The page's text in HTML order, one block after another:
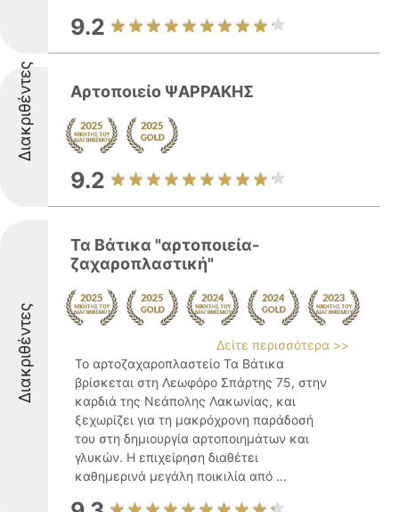
9.2
Διακριθέντες Αρτοποιείο ΨΑΡΡΑΚΗΣ
9.2
Διακριθέντες
Τα Βάτικα "αρτοποιεία-
ζαχαροπλαστική"
Δείτε περισσότερα >>
Το αρτοζαχαροπλαστείο Τα Βάτικα
βρίσκεται στη Λεωφόρο Σπάρτης 75, στην
καρδιά της Νεάπολης Λακωνίας, και
ξεχωρίζει για τη μακρόχρονη παράδοσή
του στη δημιουργία αρτοποιημάτων και
γλυκών. Η επιχείρηση διαθέτει
καθημερινά μεγάλη ποικιλία από ...